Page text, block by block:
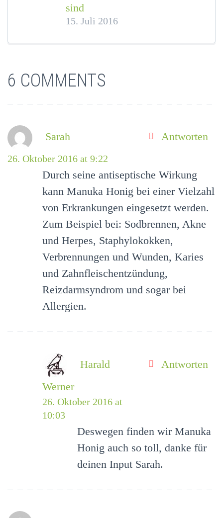
sind
15. Juli 2016
6 COMMENTS
Sarah
26. Oktober 2016 at 9:22
Antworten
Durch seine antiseptische Wirkung
kann Manuka Honig bei einer Vielzahl
von Erkrankungen eingesetzt werden.
Zum Beispiel bei: Sodbrennen, Akne
und Herpes, Staphylokokken,
Verbrennungen und Wunden, Karies
und Zahnfleischentzündung,
Reizdarmsyndrom und sogar bei
Allergien.
Harald
Werner
26. Oktober 2016 at
10:03
Antworten
Deswegen finden wir Manuka
Honig auch so toll, danke für
deinen Input Sarah.